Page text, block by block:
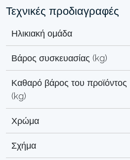
Τεχνικές προδιαγραφές
Ηλικιακή ομάδα
Βάρος συσκευασίας (kg)
Καθαρό βάρος του προϊόντος
(kg)
Χρώμα
Σχήμα